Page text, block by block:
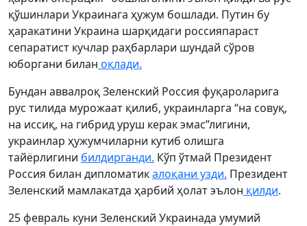
қўшинлари Украинага ҳужум бошлади. Путин бу
ҳаракатини Украина шарқидаги россияпараст
сепаратист кучлар раҳбарлари шундай сўров
юборгани билан оқлади.
Бундан аввалроқ Зеленский Россия фуқароларига
рус тилида мурожаат қилиб, украинларга “на совуқ,
на иссиқ, на гибрид уруш керак эмас”лигини,
украинлар ҳужумчиларни кутиб олишга
тайёрлигини билдирганди. Кўп ўтмай Президент
Россия билан дипломатикалоқани узди. Президент
Зеленский мамлакатда ҳарбий ҳолат эълон қилди.
25 февраль куни Зеленский Украинада умумий